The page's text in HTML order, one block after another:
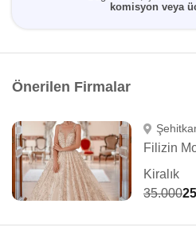
komisyon veya
Önerilen Firmalar
Filizin
Kiralık
35.000